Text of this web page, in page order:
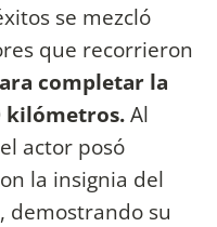
se mezcló
que recorrieron
completar la
kilómetros.Al
actor posó
la insignia del
demostrando su